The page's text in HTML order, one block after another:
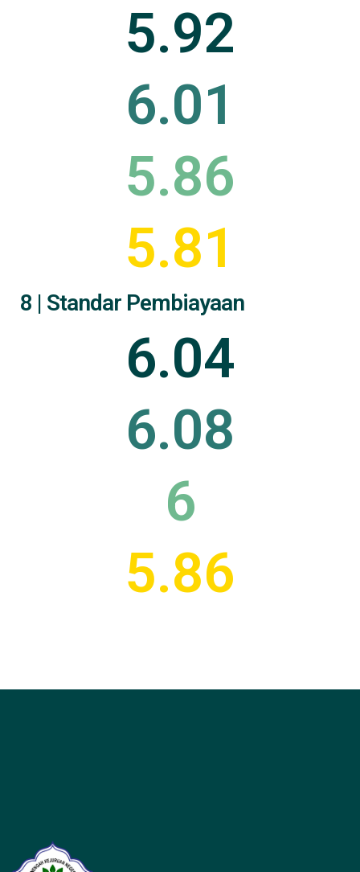
5.92
6.01
5.86
5.81
8 | Standar Pembiayaan
6.04
6.08
6
5.86